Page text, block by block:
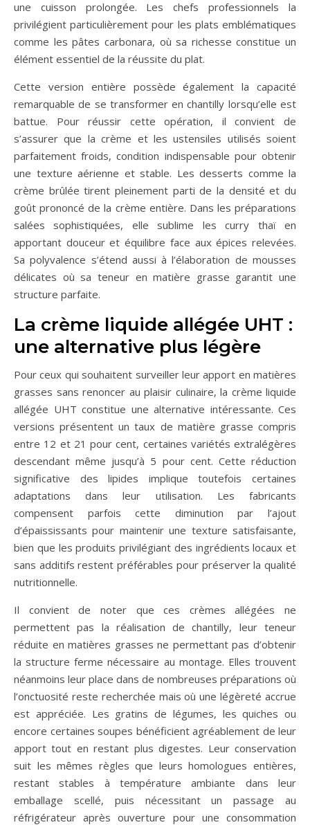
une cuisson prolongée. Les chefs professionnels la
privilégient particulièrement pour les plats emblématiques
comme les pâtes carbonara, où sa richesse constitue un
élément essentiel de la réussite du plat.
Cette version entière possède également la capacité
remarquable de se transformer en chantilly lorsqu’elle est
battue. Pour réussir cette opération, il convient de
s’assurer que la crème et les ustensiles utilisés soient
parfaitement froids, condition indispensable pour obtenir
une texture aérienne et stable. Les desserts comme la
crème brûlée tirent pleinement parti de la densité et du
goût prononcé de la crème entière. Dans les préparations
salées sophistiquées, elle sublime les curry thaï en
apportant douceur et équilibre face aux épices relevées.
Sa polyvalence s’étend aussi à l’élaboration de mousses
délicates où sa teneur en matière grasse garantit une
structure parfaite.
La crème liquide allégée UHT :
une alternative plus légère
Pour ceux qui souhaitent surveiller leur apport en matières
grasses sans renoncer au plaisir culinaire, la crème liquide
allégée UHT constitue une alternative intéressante. Ces
versions présentent un taux de matière grasse compris
entre 12 et 21 pour cent, certaines variétés extralégères
descendant même jusqu’à 5 pour cent. Cette réduction
significative des lipides implique toutefois certaines
adaptations dans leur utilisation. Les fabricants
compensent parfois cette diminution par l’ajout
d’épaississants pour maintenir une texture satisfaisante,
bien que les produits privilégiant des ingrédients locaux et
sans additifs restent préférables pour préserver la qualité
nutritionnelle.
Il convient de noter que ces crèmes allégées ne
permettent pas la réalisation de chantilly, leur teneur
réduite en matières grasses ne permettant pas d’obtenir
la structure ferme nécessaire au montage. Elles trouvent
néanmoins leur place dans de nombreuses préparations où
l’onctuosité reste recherchée mais où une légèreté accrue
est appréciée. Les gratins de légumes, les quiches ou
encore certaines soupes bénéficient agréablement de leur
apport tout en restant plus digestes. Leur conservation
suit les mêmes règles que leurs homologues entières,
restant stables à température ambiante dans leur
emballage scellé, puis nécessitant un passage au
réfrigérateur après ouverture pour une consommation